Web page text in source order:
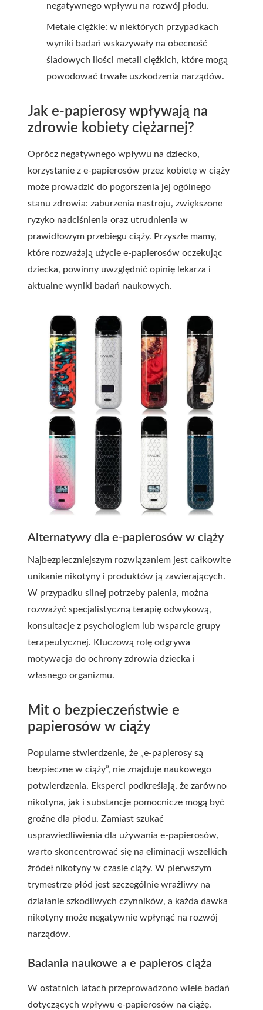
negatywnego wpływu na rozwój płodu.
Metale ciężkie: w niektórych przypadkach
wyniki badań wskazywały na obecność
śladowych ilości metali ciężkich, które mogą
powodować trwałe uszkodzenia narządów.
Jak e-papierosy wpływają na
zdrowie kobiety ciężarnej?
Oprócz negatywnego wpływu na dziecko,
korzystanie z e-papierosów przez kobietę w ciąży
może prowadzić do pogorszenia jej ogólnego
stanu zdrowia: zaburzenia nastroju, zwiększone
ryzyko nadciśnienia oraz utrudnienia w
prawidłowym przebiegu ciąży. Przyszłe mamy,
które rozważają użycie e-papierosów oczekując
dziecka, powinny uwzględnić opinię lekarza i
aktualne wyniki badań naukowych.
Alternatywy dla e-papierosów w ciąży
Najbezpieczniejszym rozwiązaniem jest całkowite
unikanie nikotyny i produktów ją zawierających.
W przypadku silnej potrzeby palenia, można
rozważyć specjalistyczną terapię odwykową,
konsultacje z psychologiem lub wsparcie grupy
terapeutycznej. Kluczową rolę odgrywa
motywacja do ochrony zdrowia dziecka i
własnego organizmu.
Mit o bezpieczeństwie e
papierosów w ciąży
Popularne stwierdzenie, że „e-papierosy są
bezpieczne w ciąży”, nie znajduje naukowego
potwierdzenia. Eksperci podkreślają, że zarówno
nikotyna, jak i substancje pomocnicze mogą być
groźne dla płodu. Zamiast szukać
usprawiedliwienia dla używania e-papierosów,
warto skoncentrować się na eliminacji wszelkich
źródeł nikotyny w czasie ciąży. W pierwszym
trymestrze płód jest szczególnie wrażliwy na
działanie szkodliwych czynników, a każda dawka
nikotyny może negatywnie wpłynąć na rozwój
narządów.
Badania naukowe a e papieros ciąża
W ostatnich latach przeprowadzono wiele badań
dotyczących wpływu e-papierosów na ciążę.